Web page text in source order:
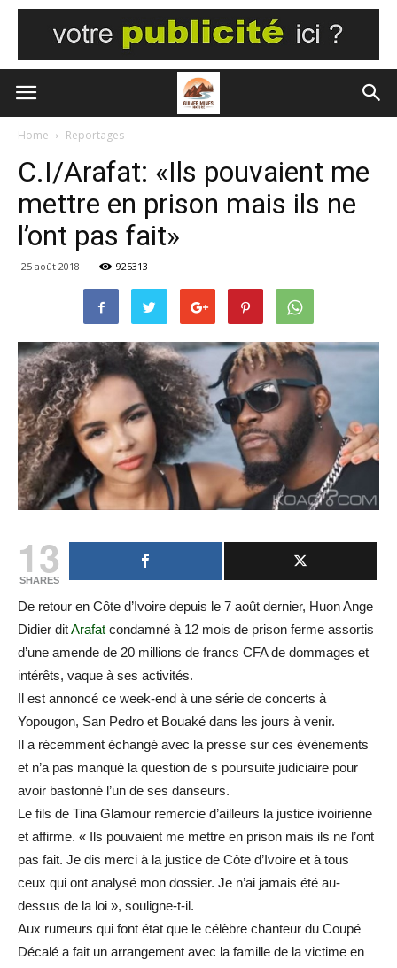
Home Reportages
C.I/Arafat: «Ils pouvaient me
mettre en prison mais ils ne
l’ont pas fait»
25 août 2018 925313
13
SHARES
De retour en Côte d’Ivoire depuis le 7 août dernier, Huon Ange
Didier ditArafat condamné à 12 mois de prison ferme assortis
d’une amende de 20 millions de francs CFA de dommages et
intérêts, vaque à ses activités.
Il est annoncé ce week-end à une série de concerts à
Yopougon, San Pedro et Bouaké dans les jours à venir.
Il a récemment échangé avec la presse sur ces évènements
et n’a pas manqué la question de s poursuite judiciaire pour
avoir bastonné l’un de ses danseurs.
Le fils de Tina Glamour remercie d’ailleurs la justice ivoirienne
et affirme. « Ils pouvaient me mettre en prison mais ils ne l’ont
pas fait. Je dis merci à la justice de Côte d’Ivoire et à tous
ceux qui ont analysé mon dossier. Je n’ai jamais été au-
dessus de la loi », souligne-t-il.
Aux rumeurs qui font état que le célèbre chanteur du Coupé
Décalé a fait un arrangement avec la famille de la victime en